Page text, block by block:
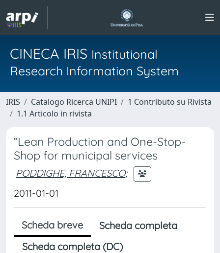
CINECA IRIS Institutional
Research Information System
IRIS Catalogo Ricerca UNIPI
1 Contributo su Rivista
1.1 Articolo in rivista
“Lean Production and One-Stop-
Shop for municipal services
PODDIGHE, FRANCESCO;
2011-01-01
Scheda breve
Scheda completa
Scheda completa (DC)